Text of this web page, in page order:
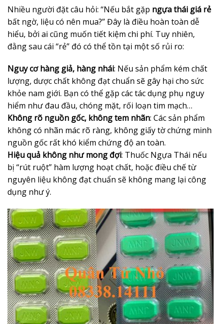
Nhiều người đặt câu hỏi: “Nếu bắt gặp ngựa thái giá rẻ
bất ngờ, liệu có nên mua?” Đây là điều hoàn toàn dễ
hiểu, bởi ai cũng muốn tiết kiệm chi phí. Tuy nhiên,
đằng sau cái “rẻ” đó có thể tồn tại một số rủi ro:
Nguy cơ hàng giả, hàng nhái: Nếu sản phẩm kém chất
lượng, dược chất không đạt chuẩn sẽ gây hại cho sức
khỏe nam giới. Bạn có thể gặp các tác dụng phụ nguy
hiểm như đau đầu, chóng mặt, rối loạn tim mạch…
Không rõ nguồn gốc, không tem nhãn: Các sản phẩm
không có nhãn mác rõ ràng, không giấy tờ chứng minh
nguồn gốc rất khó kiểm chứng độ an toàn.
Hiệu quả không như mong đợi: Thuốc Ngựa Thái nếu
bị “rút ruột” hàm lượng hoạt chất, hoặc điều chế từ
nguyên liệu không đạt chuẩn sẽ không mang lại công
dụng như ý.